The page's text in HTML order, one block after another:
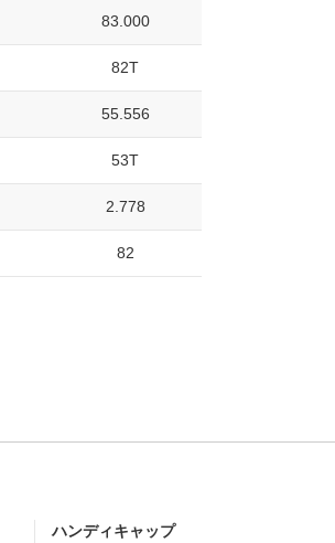
83.000
82T
55.556
53T
2.778
82
ハンディキャップ